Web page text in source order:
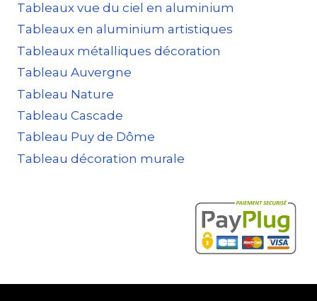
Tableaux vue du ciel en aluminium
Tableaux en aluminium artistiques
Tableaux métalliques décoration
Tableau Auvergne
Tableau Nature
Tableau Cascade
Tableau Puy de Dôme
Tableau décoration murale